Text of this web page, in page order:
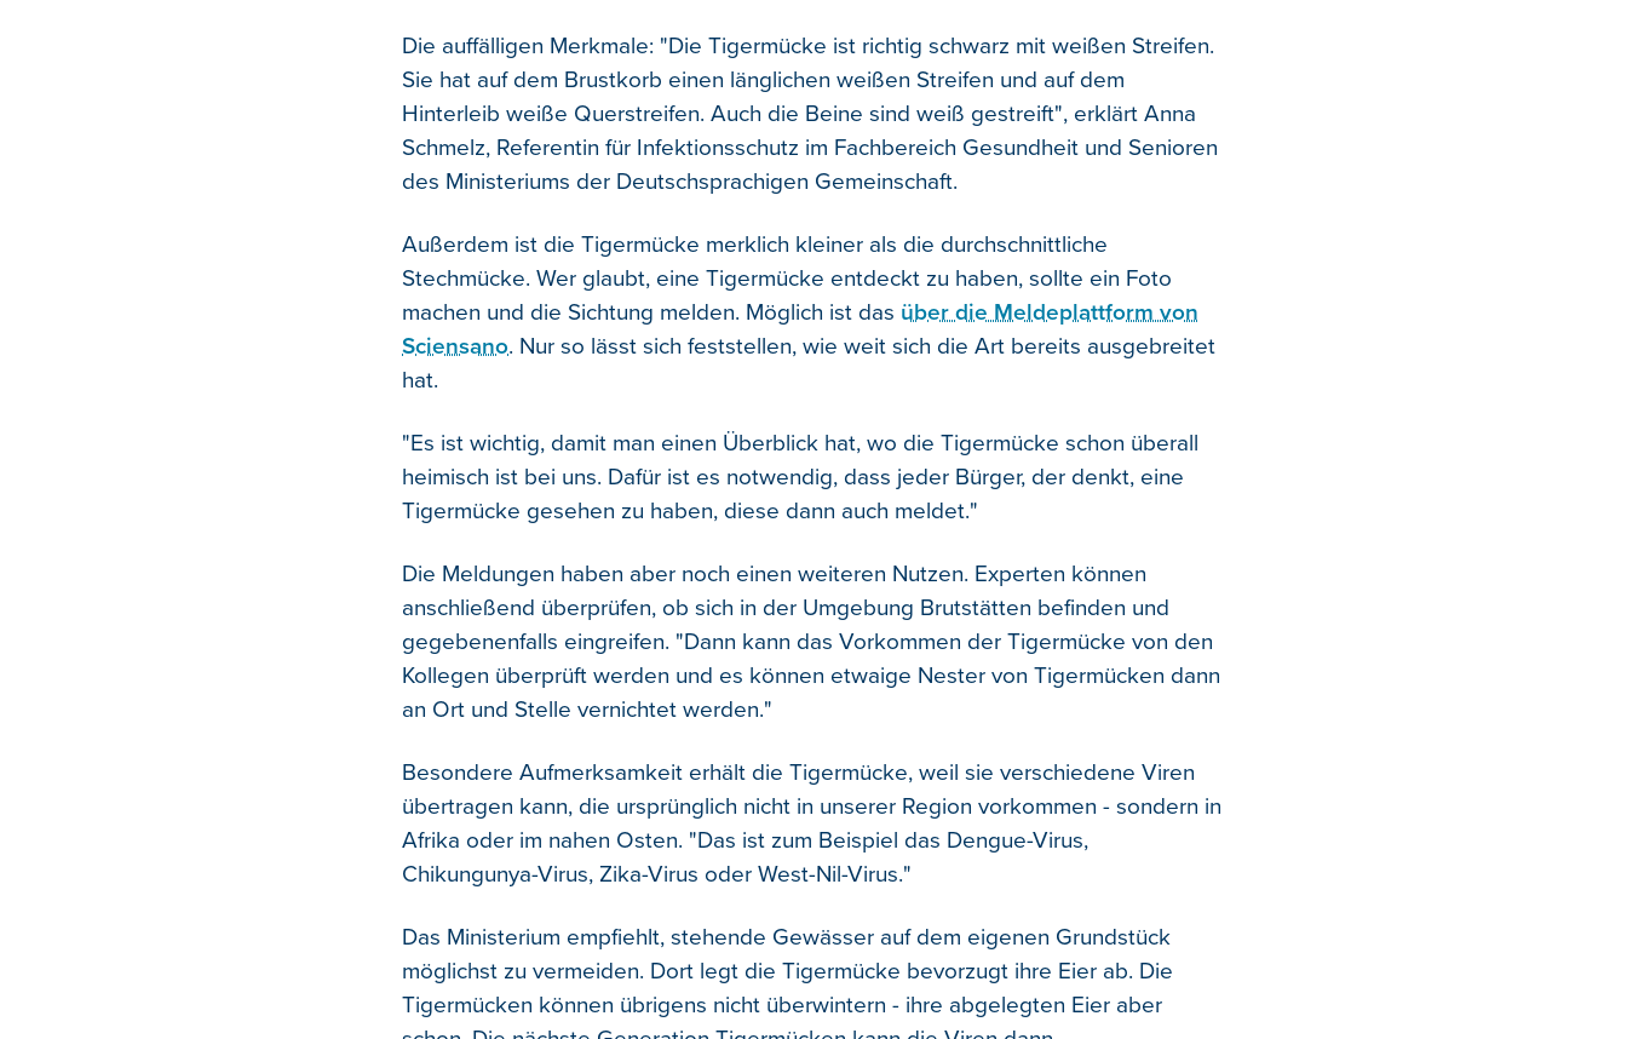
Die auffälligen Merkmale: "Die Tigermücke ist richtig schwarz mit weißen Streifen.
Sie hat auf dem Brustkorb einen länglichen weißen Streifen und auf dem
Hinterleib weiße Querstreifen. Auch die Beine sind weiß gestreift", erklärt Anna
Schmelz, Referentin für Infektionsschutz im Fachbereich Gesundheit und Senioren
des Ministeriums der Deutschsprachigen Gemeinschaft.
Außerdem ist die Tigermücke merklich kleiner als die durchschnittliche
Stechmücke. Wer glaubt, eine Tigermücke entdeckt zu haben, sollte ein Foto
machen und die Sichtung melden. Möglich ist das über die Meldeplattform von
Sciensano. Nur so lässt sich feststellen, wie weit sich die Art bereits ausgebreitet
hat.
"Es ist wichtig, damit man einen Überblick hat, wo die Tigermücke schon überall
heimisch ist bei uns. Dafür ist es notwendig, dass jeder Bürger, der denkt, eine
Tigermücke gesehen zu haben, diese dann auch meldet."
Die Meldungen haben aber noch einen weiteren Nutzen. Experten können
anschließend überprüfen, ob sich in der Umgebung Brutstätten befinden und
gegebenenfalls eingreifen. "Dann kann das Vorkommen der Tigermücke von den
Kollegen überprüft werden und es können etwaige Nester von Tigermücken dann
an Ort und Stelle vernichtet werden."
Besondere Aufmerksamkeit erhält die Tigermücke, weil sie verschiedene Viren
übertragen kann, die ursprünglich nicht in unserer Region vorkommen - sondern in
Afrika oder im nahen Osten. "Das ist zum Beispiel das Dengue-Virus,
Chikungunya-Virus, Zika-Virus oder West-Nil-Virus."
Das Ministerium empfiehlt, stehende Gewässer auf dem eigenen Grundstück
möglichst zu vermeiden. Dort legt die Tigermücke bevorzugt ihre Eier ab. Die
Tigermücken können übrigens nicht überwintern - ihre abgelegten Eier aber